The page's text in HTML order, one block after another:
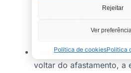
Rejeitar
Ver
Política de cookiesPolítica
mais de 15 dias, o INSS
acidentário. A empresa
FGTS durante todo o
Estabilidade de 12 meses
voltar do afastamento, a